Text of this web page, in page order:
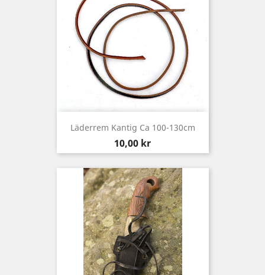
Läderrem Kantig Ca 100-130cm
Pris
10,00 kr